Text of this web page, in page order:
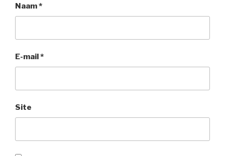
Naam*
E-mail*
Site